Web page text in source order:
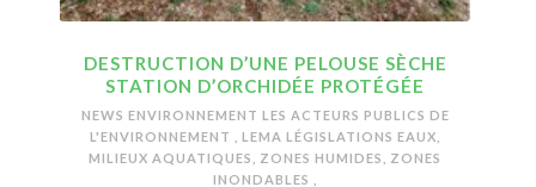
DESTRUCTION D’UNE PELOUSE SÈCHE
STATION D’ORCHIDÉE PROTÉGÉE
NEWS ENVIRONNEMENT LES ACTEURS PUBLICS DE
L'ENVIRONNEMENT
LEMA LÉGISLATIONS EAUX,
MILIEUX AQUATIQUES, ZONES HUMIDES, ZONES
INONDABLES